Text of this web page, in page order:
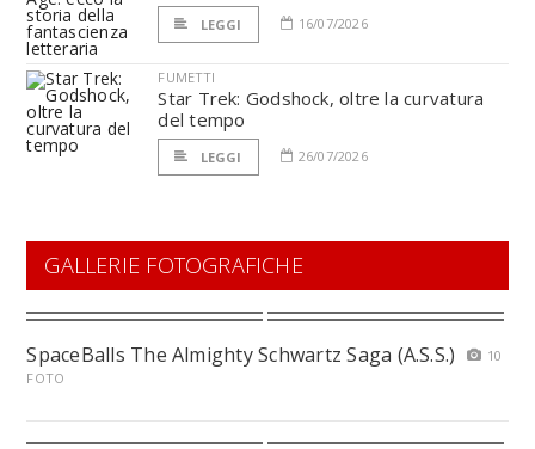
LEGGI 16/07/2026
FUMETTI
Star Trek: Godshock, oltre la curvatura
del tempo
LEGGI 26/07/2026
GALLERIE FOTOGRAFICHE
SpaceBalls The Almighty Schwartz Saga (A.S.S.)
10
FOTO